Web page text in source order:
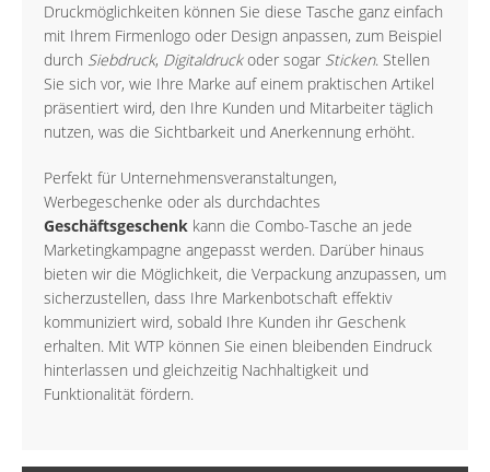
Druckmöglichkeiten können Sie diese Tasche ganz einfach
mit Ihrem Firmenlogo oder Design anpassen, zum Beispiel
durch Siebdruck, Digitaldruckoder sogar Sticken. Stellen
Sie sich vor, wie Ihre Marke auf einem praktischen Artikel
präsentiert wird, den Ihre Kunden und Mitarbeiter täglich
nutzen, was die Sichtbarkeit und Anerkennung erhöht.
Perfekt für Unternehmensveranstaltungen,
Werbegeschenke oder als durchdachtes
Geschäftsgeschenk kann die Combo-Tasche an jede
Marketingkampagne angepasst werden. Darüber hinaus
bieten wir die Möglichkeit, die Verpackung anzupassen, um
sicherzustellen, dass Ihre Markenbotschaft effektiv
kommuniziert wird, sobald Ihre Kunden ihr Geschenk
erhalten. Mit WTP können Sie einen bleibenden Eindruck
hinterlassen und gleichzeitig Nachhaltigkeit und
Funktionalität fördern.